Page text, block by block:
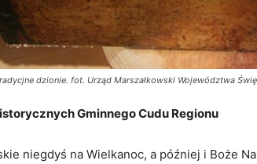
dzionie. fot. Urząd Marszałkowski Województwa
Gminnego Cudu Regionu
niegdyś na Wielkanoc, a później i Boże